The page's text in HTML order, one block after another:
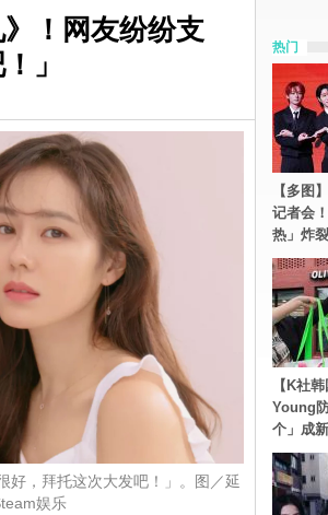
！网友纷纷支
」
好，拜托这次大发吧！」。图／延
娱乐
热门
【多图
记者会
热」炸
【K社
Young
个」成